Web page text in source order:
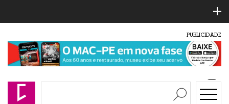
PUBLICIDADE